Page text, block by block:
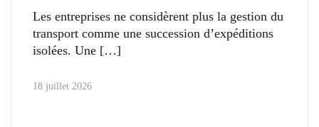
Les entreprises ne considèrent plus la gestion du
transport comme une succession d’expéditions
isolées. Une
18 juillet 2026